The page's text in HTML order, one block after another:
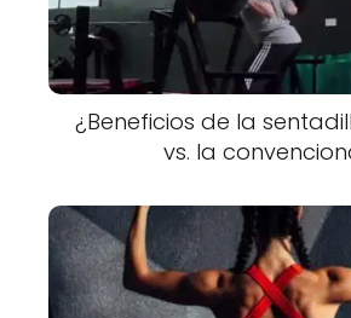
¿Beneficios de la
vs. la